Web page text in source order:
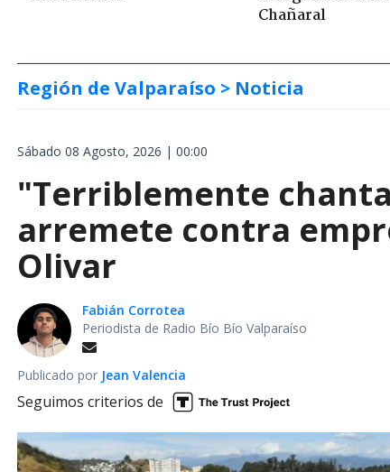
Chañaral
Región de Valparaíso > Noticia
Sábado 08 Agosto, 2026 | 00:00
"Terriblemente
arremete contra
Olivar
Fabián Corrotea
Periodista de Radio Bío Bío Valparaíso
Publicado por Jean Valencia
Seguimos criterios de